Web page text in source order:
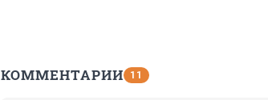
КОММЕНТАРИИ 11